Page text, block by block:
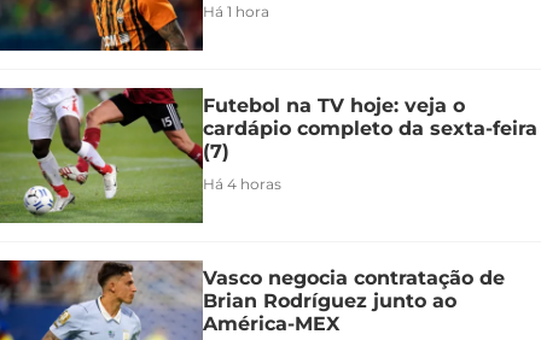
Há 1 hora
Futebol na TV hoje: veja o
cardápio completo da sexta-feira
(7)
Há 4 horas
Vasco negocia contratação de
Brian Rodríguez junto ao
América-MEX